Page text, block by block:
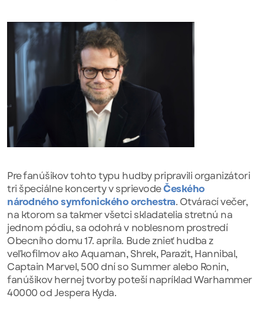
Pre fanúšikov tohto typu hudby pripravili organizátori
tri špeciálne koncerty v sprievodeČeského
národného symfonického orchestra. Otvárací večer,
na ktorom sa takmer všetci skladatelia stretnú na
jednom pódiu, sa odohrá v noblesnom prostredí
Obecního domu 17. apríla. Bude znieť hudba z
veľkofilmov ako Aquaman, Shrek, Parazit, Hannibal,
Captain Marvel, 500 dní so Summer alebo Ronin,
fanúšikov hernej tvorby poteší napríklad Warhammer
40000 od Jespera Kyda.